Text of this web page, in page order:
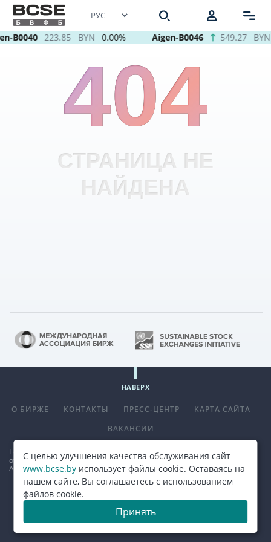
B0040 223.85 BYN 0.00% Aigen-B0046 549.27 BYN
404
СТРАНИЦА НЕ
НАЙДЕНА
О БИРЖЕ КОНТАКТЫ ПРЕСС-ЦЕНТР
КАРТА САЙТА
ВАКАНСИИ
Телефон +375 (17) 390 14 70
. E-mail:
office@bcse.by .
Адрес: 220013 г. Минск ул. Сурганова д. 48а.Карта проезда
© 2026, ОАО "Белорусская валютно-фондовая биржа"
НАВЕРХ
С целью улучшения качества обслуживания сайт
www.bcse.by использует файлы cookie. Оставаясь на
нашем сайте, Вы соглашаетесь с использованием
файлов cookie.
Принять